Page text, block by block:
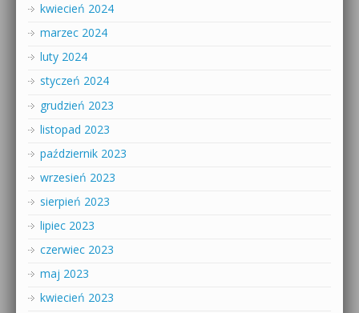
kwiecień 2024
marzec 2024
luty 2024
styczeń 2024
grudzień 2023
listopad 2023
październik 2023
wrzesień 2023
sierpień 2023
lipiec 2023
czerwiec 2023
maj 2023
kwiecień 2023